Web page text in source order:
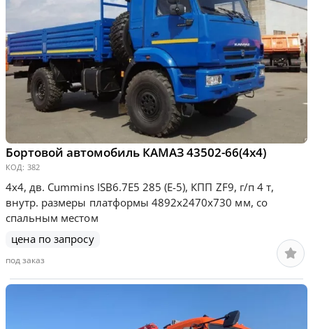
Бортовой автомобиль КАМАЗ 43502-66(4х4)
КОД: 382
4х4, дв. Cummins ISB6.7E5 285 (Е-5), КПП ZF9, г/п 4 т,
внутр. размеры платформы 4892х2470х730 мм, со
спальным местом
цена по запросу
под заказ